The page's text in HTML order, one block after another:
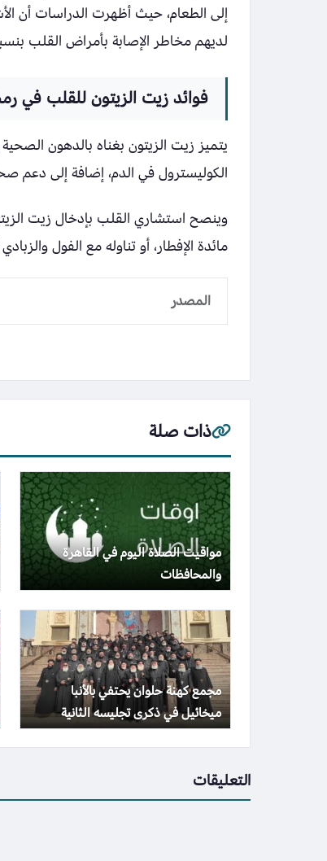
إلى الطعام، حيث أظهرت الدراسات أن
لديهم مخاطر الإصابة بأمراض القلب بنسبة 14٪، خاصة أمراض الشرايين التاجية والأزمات
فوائد زيت الزيتون للقلب في
يتميز زيت الزيتون بغناه بالدهون
الكوليسترول في الدم، إضافة إلى دعم
وينصح استشاري القلب بإدخال زيت
مائدة الإفطار، أو تناوله مع الفول
المصدر
ذات صلة
مواقيت الصلاة اليوم في القاهرة
والمحافظات
مجمع كهنة حلوان يحتفي بالأنبا
ميخائيل في ذكرى تجليسه الثانية
التعليقات